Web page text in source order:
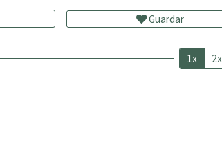
Guardar
1x 2x